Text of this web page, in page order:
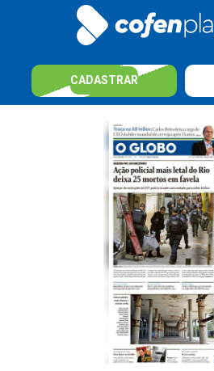
CADASTRAR